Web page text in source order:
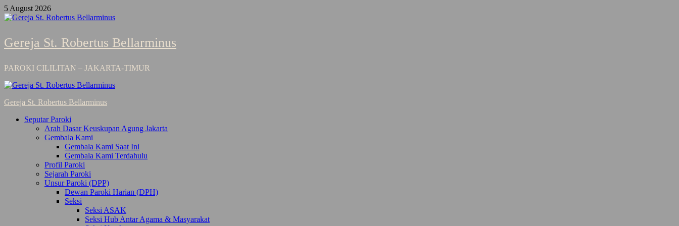
Skip
to
5 August 2026
Gereja St. Robertus Bellarminus
PAROKI CILILITAN – JAKARTA-TIMUR
Primary
Gereja St. Robertus Bellarminus
Seputar Paroki
Arah Dasar Keuskupan Agung Jakarta
Gembala Kami
Gembala Kami Saat Ini
Gembala Kami Terdahulu
Profil Paroki
Sejarah Paroki
Unsur Paroki (DPP)
Dewan Paroki Harian (DPH)
Seksi
Seksi ASAK
Seksi Hub Antar Agama & Masyarakat